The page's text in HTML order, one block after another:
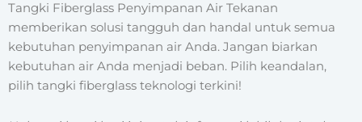
Tangki Fiberglass Penyimpanan Air Tekanan
memberikan solusi tangguh dan handal untuk semua
kebutuhan penyimpanan air Anda. Jangan biarkan
kebutuhan air Anda menjadi beban. Pilih keandalan,
pilih tangki fiberglass teknologi terkini!